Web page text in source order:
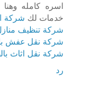
اسره كامله
خدمات لك شركة
شركة تنظيف
شركة نقل عفش
شركة نقل اثاث
رد